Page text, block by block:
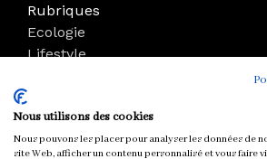
Rubriques
Ecologie
Lifestyle
Mode
Boutique
Nous utilisons des cookies
Nous pouvons les placer pour analyser les données de
site Web, afficher un contenu personnalisé et vous faire